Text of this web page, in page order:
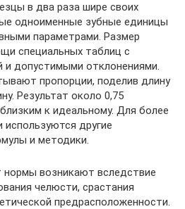
в два раза шире своих
одноименные зубные единицы
параметрами. Размер
специальных таблиц с
и допустимыми отклонениями.
пропорции, поделив длину
Результат около 0,75
к идеальному. Для более
другие
и методики.
нормы возникают вследствие
челюсти, срастания
предрасположенности.